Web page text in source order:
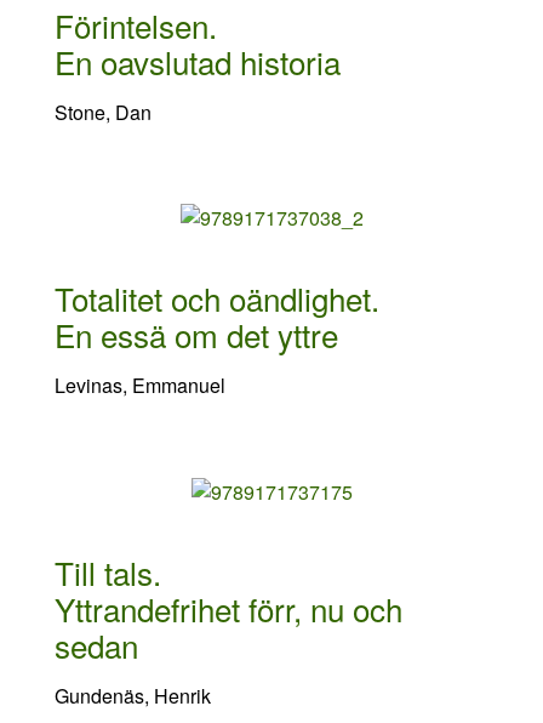
Förintelsen.
En oavslutad historia
Stone, Dan
Totalitet och oändlighet.
En essä om det yttre
Levinas, Emmanuel
Till tals.
Yttrandefrihet förr, nu och
sedan
Gundenäs, Henrik